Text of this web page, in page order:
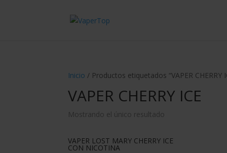
Inicio / Productos etiquetados “VAPER CHERRY
VAPER CHERRY ICE
Mostrando el único resultado
VAPER LOST MARY CHERRY ICE
CON NICOTINA